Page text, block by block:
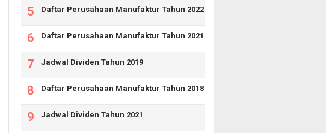
Daftar Perusahaan Manufaktur Tahun 2022
Daftar Perusahaan Manufaktur Tahun 2021
Jadwal Dividen Tahun 2019
Daftar Perusahaan Manufaktur Tahun 2018
Jadwal Dividen Tahun 2021